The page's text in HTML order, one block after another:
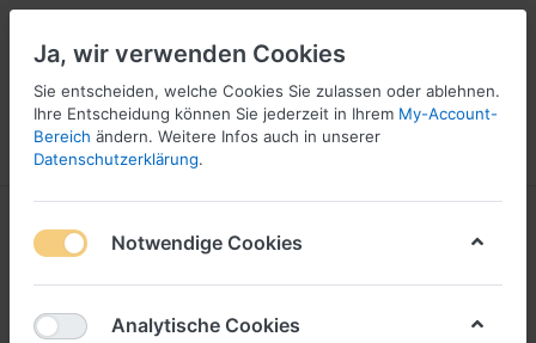
Menü Anmelden
16
Wing Set
Ja, wir verwenden Cookies
Sie entscheiden, welche Cookies Sie zulassen oder ablehnen.
Ihre Entscheidung können Sie jederzeit in Ihrem My-Account-
Bereich ändern. Weitere Infos auch in unserer
Datenschutzerklärung.
Notwendige Cookies
Analytische Cookies